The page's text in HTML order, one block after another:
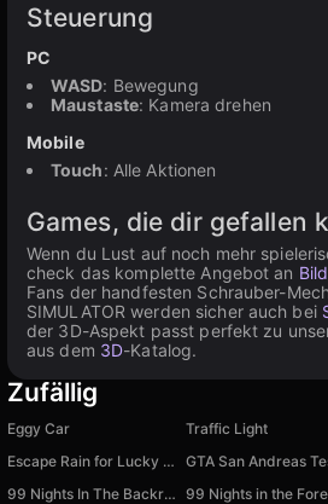
Steuerung
PC
WASD: Bewegung
Maustaste: Kamera drehen
Mobile
Touch: Alle Aktionen
Games, die dir gefallen
Wenn du Lust auf noch mehr
check das komplette Angebot an
Fans der handfesten Schrauber-
SIMULATOR werden sicher auch bei
der 3D-Aspekt passt perfekt zu
aus dem 3D-Katalog.
Zufällig
Eggy Car Traffic Light
Escape Rain for Lucky Blocks! Online Sprunki 3D +1
GTA San Andreas
99 Nights In The Backrooms